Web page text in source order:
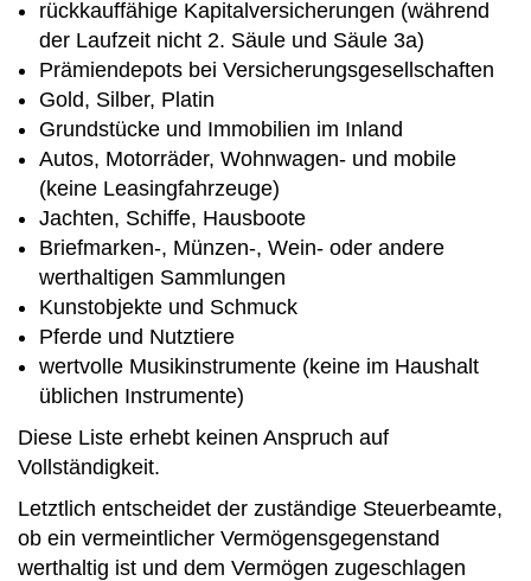
rückkauffähige Kapitalversicherungen (während
der Laufzeit nicht 2. Säule und Säule 3a)
Prämiendepots bei Versicherungsgesellschaften
Gold, Silber, Platin
Grundstücke und Immobilien im Inland
Autos, Motorräder, Wohnwagen- und mobile
(keine Leasingfahrzeuge)
Jachten, Schiffe, Hausboote
Briefmarken-, Münzen-, Wein- oder andere
werthaltigen Sammlungen
Kunstobjekte und Schmuck
Pferde und Nutztiere
wertvolle Musikinstrumente (keine im Haushalt
üblichen Instrumente)
Diese Liste erhebt keinen Anspruch auf
Vollständigkeit.
Letztlich entscheidet der zuständige Steuerbeamte,
ob ein vermeintlicher Vermögensgegenstand
werthaltig ist und dem Vermögen zugeschlagen